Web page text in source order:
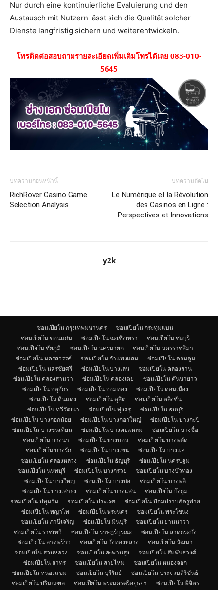
Nur durch eine kontinuierliche Evaluierung und den
Austausch mit Nutzern lässt sich die Qualität solcher
Dienste langfristig sichern und weiterentwickeln.
โทรติดต่อสอบถามรายละเอียดเพิ่มเติมโทรได้เลย 083-010-
5645
บทความก่อนหน้านี้
RichRover Casino Game
Selection Analysis
บทความถัดไป
Le Numérique et la Révolution
des Casinos en Ligne :
Perspectives et Innovations
y2k
ซ่อมเปียโน กรุงเทพมหานคร
ซ่อมเปียโน กระทุ่มแบน
ซ่อมเปียโน ขอนแก่น
ซ่อมเปียโน ฉะเชิงเทรา
ซ่อมเปียโน ชลบุรี
ซ่อมเปียโน ชัยภูมิ
ซ่อมเปียโน นครนายก
ซ่อมเปียโน นครราชสีมา
ซ่อมเปียโน นครสวรรค์
ซ่อมเปียโน กำแพงแสน
ซ่อมเปียโน ดอนตูม
ซ่อมเปียโน นครชัยศรี
ซ่อมเปียโน บางเลน
ซ่อมเปียโน คลองสาน
ซ่อมเปียโน คลองสามวา
ซ่อมเปียโน คลองเตย
ซ่อมเปียโน คันนายาว
ซ่อมเปียโน จตุจักร
ซ่อมเปียโน จอมทอง
ซ่อมเปียโน ดอนเมือง
ซ่อมเปียโน ดินแดง
ซ่อมเปียโน ดุสิต
ซ่อมเปียโน ตลิ่งชัน
ซ่อมเปียโน ทวีวัฒนา
ซ่อมเปียโน ทุ่งครุ
ซ่อมเปียโน ธนบุรี
ซ่อมเปียโน บางกอกน้อย
ซ่อมเปียโน บางกอกใหญ่
ซ่อมเปียโน บางกะปิ
ซ่อมเปียโน บางขุนเทียน
ซ่อมเปียโน บางคอแหลม
ซ่อมเปียโน บางซื่อ
ซ่อมเปียโน บางนา
ซ่อมเปียโน บางบอน
ซ่อมเปียโน บางพลัด
ซ่อมเปียโน บางรัก
ซ่อมเปียโน บางเขน
ซ่อมเปียโน บางแค
ซ่อมเปียโน คลองหลวง
ซ่อมเปียโน ธัญบุรี
ซ่อมเปียโน นครปฐม
ซ่อมเปียโน นนทบุรี
ซ่อมเปียโน บางกรวย
ซ่อมเปียโน บางบัวทอง
ซ่อมเปียโน บางใหญ่
ซ่อมเปียโน บางบ่อ
ซ่อมเปียโน บางพลี
ซ่อมเปียโน บางเสาธง
ซ่อมเปียโน บางแสน
ซ่อมเปียโน บึงกุ่ม
ซ่อมเปียโน ปทุมวัน
ซ่อมเปียโน ประเวศ
ซ่อมเปียโน ป้อมปราบศัตรูพ่าย
ซ่อมเปียโน พญาไท
ซ่อมเปียโน พระนคร
ซ่อมเปียโน พระโขนง
ซ่อมเปียโน ภาษีเจริญ
ซ่อมเปียโน มีนบุรี
ซ่อมเปียโน ยานนาวา
ซ่อมเปียโน ราชเทวี
ซ่อมเปียโน ราษฎร์บูรณะ
ซ่อมเปียโน ลาดกระบัง
ซ่อมเปียโน ลาดพร้าว
ซ่อมเปียโน วังทองหลาง
ซ่อมเปียโน วัฒนา
ซ่อมเปียโน สวนหลวง
ซ่อมเปียโน สะพานสูง
ซ่อมเปียโน สัมพันธวงศ์
ซ่อมเปียโน สาทร
ซ่อมเปียโน สายไหม
ซ่อมเปียโน หนองจอก
ซ่อมเปียโน หนองแขม
ซ่อมเปียโน บุรีรัมย์
ซ่อมเปียโน ประจวบคีรีขันธ์
ซ่อมเปียโน ปริมณฑล
ซ่อมเปียโน พระนครศรีอยุธยา
ซ่อมเปียโน พิจิตร